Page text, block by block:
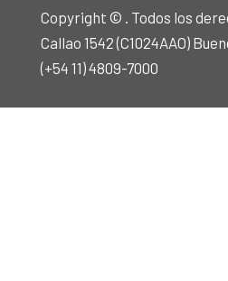
Copyright © . Todos los
Callao 1542 (C1024AAO)
(+54 11) 4809-7000